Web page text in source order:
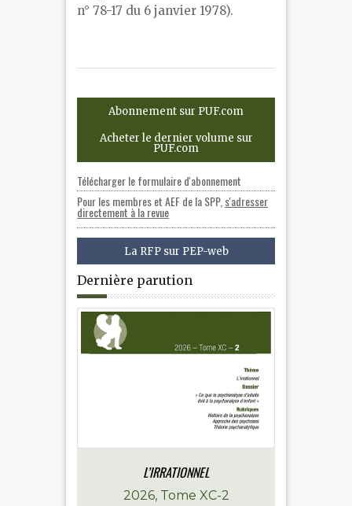
n° 78-17 du 6 janvier 1978).
Abonnement sur PUF.com
Acheter le dernier volume sur
PUF.com
Télécharger le formulaire d'abonnement
Pour les membres et AEF de la SPP, s'adresser
directement à la revue
La RFP sur PEP-web
Dernière parution
L’IRRATIONNEL
2026, Tome XC-2